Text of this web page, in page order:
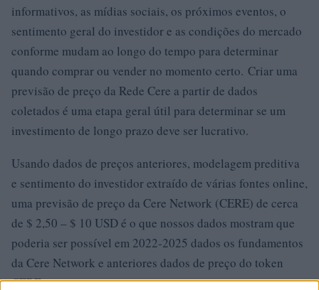
informativos, as mídias sociais, os próximos eventos, o
sentimento geral do investidor e as condições do mercado
conforme mudam ao longo do tempo para determinar
quando comprar ou vender no momento certo. Criar uma
previsão de preço da Rede Cere a partir de dados
coletados é uma etapa geral útil para determinar se um
investimento de longo prazo deve ser lucrativo.
Usando dados de preços anteriores, modelagem preditiva
e sentimento do investidor extraído de várias fontes online,
uma previsão de preço da Cere Network (CERE) de cerca
de $ 2,50 – $ 10 USD é o que nossos dados mostram que
poderia ser possível em 2022-2025 dados os fundamentos
da Cere Network e anteriores dados de preço do token
CERE.